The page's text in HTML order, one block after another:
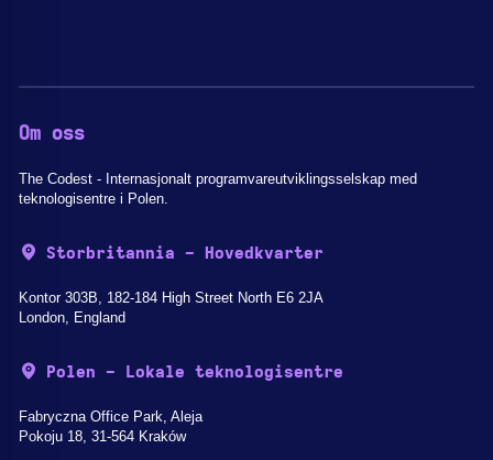
Om oss
The Codest - Internasjonalt programvareutviklingsselskap med
teknologisentre i Polen.
Storbritannia - Hovedkvarter
Kontor 303B, 182-184 High Street North E6 2JA
London, England
Polen - Lokale teknologisentre
Fabryczna Office Park, Aleja
Pokoju 18, 31-564 Kraków